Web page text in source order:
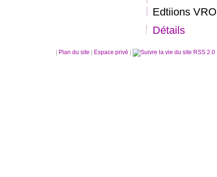
Edtiions
Détails
Plan du site Espace privé RSS 2.0